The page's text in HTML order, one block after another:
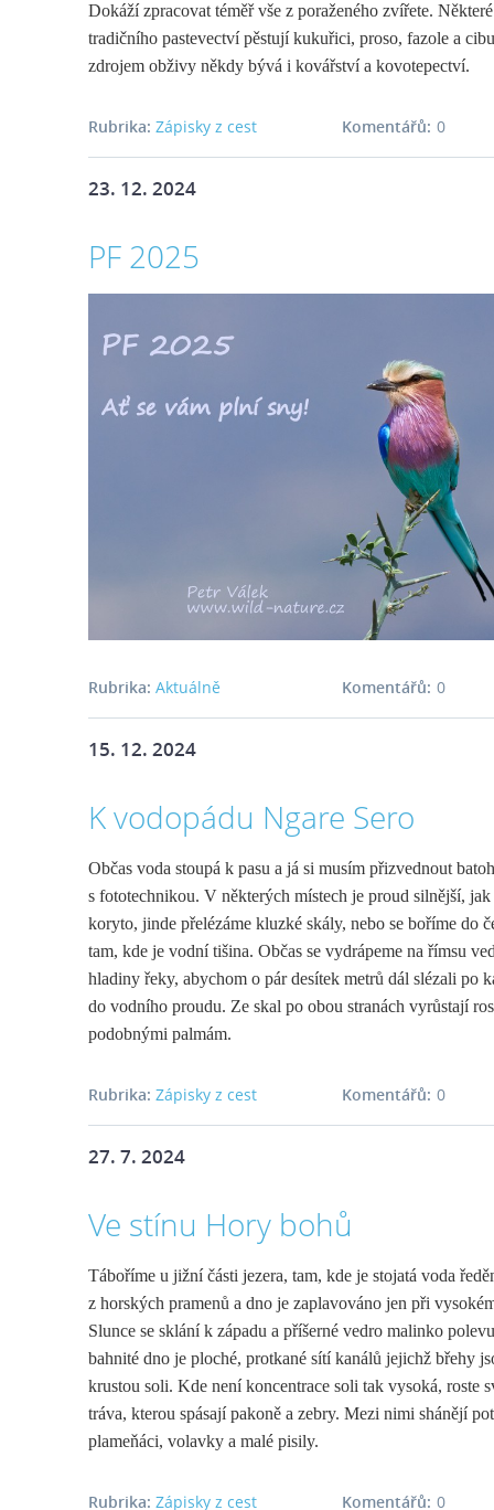
Dokáží zpracovat téměř vše z poraženého zvířete.
tradičního pastevectví pěstují kukuřici, proso, fazole a
zdrojem obživy někdy bývá i kovářství a kovotepectví.
Rubrika: Zápisky z cest 0
Komentářů:
23. 12. 2024
PF 2025
Rubrika: Aktuálně 0
Komentářů:
15. 12. 2024
K vodopádu Ngare Sero
Občas voda stoupá k pasu a já si musím přizvednout
s fototechnikou. V některých místech je proud silnější,
koryto, jinde přelézáme kluzké skály, nebo se boříme do
tam, kde je vodní tišina. Občas se vydrápeme na římsu
hladiny řeky, abychom o pár desítek metrů dál slézali po
do vodního proudu. Ze skal po obou stranách vyrůstají
podobnými palmám.
Rubrika: Zápisky z cest 0
Komentářů:
27. 7. 2024
Ve stínu Hory bohů
Táboříme u jižní části jezera, tam, kde je stojatá voda
z horských pramenů a dno je zaplavováno jen při
Slunce se sklání k západu a příšerné vedro malinko
bahnité dno je ploché, protkané sítí kanálů jejichž břehy
krustou soli. Kde není koncentrace soli tak vysoká, roste
tráva, kterou spásají pakoně a zebry. Mezi nimi shánějí
plameňáci, volavky a malé pisily.
Rubrika: Zápisky z cest 0
Komentářů: